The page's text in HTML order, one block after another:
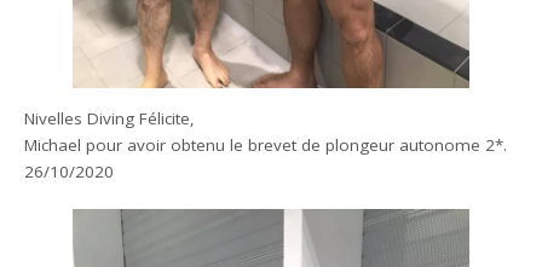
Nivelles Diving Félicite,
Michael pour avoir obtenu le brevet de plongeur autonome 2*.
26/10/2020